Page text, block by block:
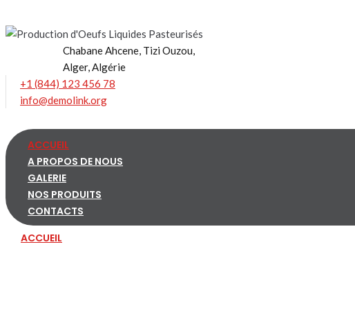
to
Chabane Ahcene, Tizi Ouzou,
Alger, Algérie
+1 (844) 123 456 78
info@demolink.org
ACCUEIL
A PROPOS DE NOUS
GALERIE
NOS PRODUITS
CONTACTS
ACCUEIL